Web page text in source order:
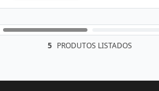
5 PRODUTOS LISTADOS